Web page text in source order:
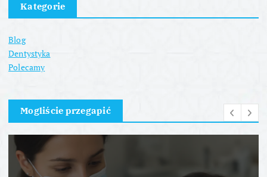
Kategorie
Blog
Dentystyka
Polecamy
Mogliście przegapić